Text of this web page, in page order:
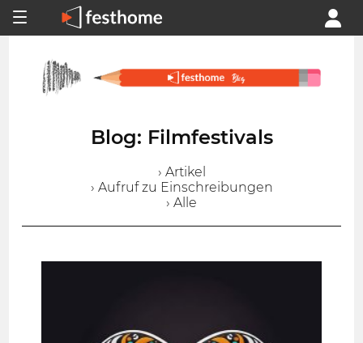
Blog: Filmfestivals
› Artikel
› Aufruf zu Einschreibungen
› Alle